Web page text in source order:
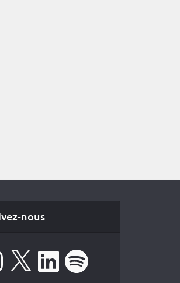
nous
X LinkedIn Spotify